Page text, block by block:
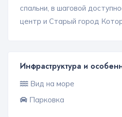
спальни, в шаговой
центр и Старый город
Инфраструктура и
Вид на море
Парковка